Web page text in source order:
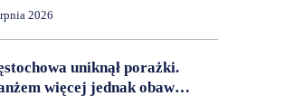
2026
uniknął porażki.
więcej jednak obaw…